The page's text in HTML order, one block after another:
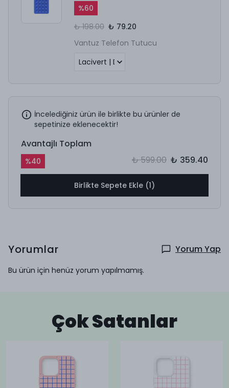
%60
₺ 198.00 ₺ 79.20
Vantuz Telefon Tutucu
İncelediğiniz ürün ile birlikte bu ürünler de
sepetinize eklenecektir!
Avantajlı Toplam
%40 ₺ 599.00 ₺ 359.40
Birlikte Sepete Ekle (1)
Yorumlar Yorum Yap
Bu ürün için henüz yorum yapılmamış.
Çok Satanlar